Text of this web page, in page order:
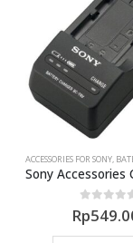
ACCESSORIES FOR SONY,
0 out of 5
Rp